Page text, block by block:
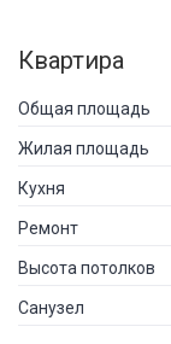
Квартира
Общая площадь
Жилая площадь
Кухня
Ремонт
Высота потолков
Санузел